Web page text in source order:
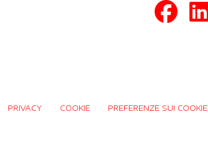
PRIVACY COOKIE PREFERENZE SUI COOKIE